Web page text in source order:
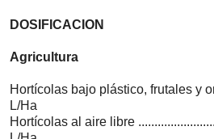
DOSIFICACION
Agricultura
Hortícolas bajo plástico, frutales y
L/Ha
Hortícolas al aire libre